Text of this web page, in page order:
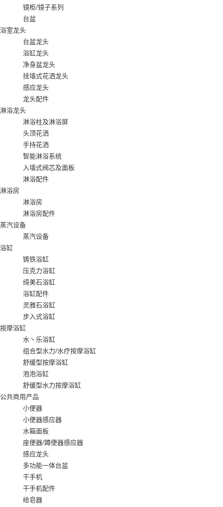
镜柜/镜子系列
台盆
浴室龙头
台盆龙头
浴缸龙头
净身盆龙头
挂墙式花洒龙头
感应龙头
龙头配件
淋浴龙头
淋浴柱及淋浴屏
头顶花洒
手持花洒
智能淋浴系统
入墙式阀芯及面板
淋浴配件
淋浴房
淋浴房
淋浴房配件
蒸汽设备
蒸汽设备
浴缸
铸铁浴缸
压克力浴缸
绮美石浴缸
浴缸配件
灵雅石浴缸
步入式浴缸
按摩浴缸
水丶乐浴缸
组合型水力/水疗按摩浴缸
舒缓型按摩浴缸
泡泡浴缸
舒缓型水力按摩浴缸
公共商用产品
小便器
小便器感应器
水箱面板
座便器/蹲便器感应器
感应龙头
多功能一体台盆
干手机
干手机配件
给皂器